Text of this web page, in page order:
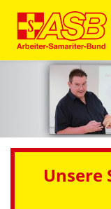
Unsere